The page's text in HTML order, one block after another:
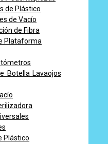
de Plástico
de Vacío
de Fibra
Plataforma
Botella Lavaojos
Plástico